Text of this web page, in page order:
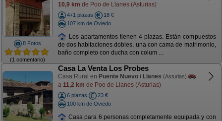
8 Fotos
(1 comentario)
10,9 km de Poo de Llanes (Asturias)
4+1 plazas
18 €
107 km de Oviedo
Los apartamentos tienen 4 plazas. Están compuestos
de dos habitaciones dobles, una con cama de matrimonio,
baño completo con ducha con colum ...
Casa La Venta Los Probes
Casa Rural en Puente Nuevo / Llanes (Asturias)
a 11,2 km de Poo de Llanes (Asturias)
6 plazas
23 €
100 km de Oviedo
Casa para 6 personas completamente equipada y con